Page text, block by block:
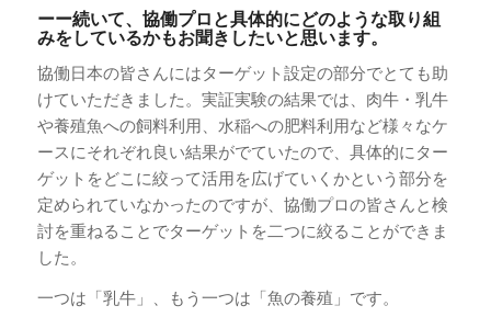
ーー続いて、協働プロと具体的にどのような取り組
みをしているかもお聞きしたいと思います。
協働日本の皆さんにはターゲット設定の部分でとても助
けていただきました。実証実験の結果では、肉牛・乳牛
や養殖魚への飼料利用、水稲への肥料利用など様々なケ
ースにそれぞれ良い結果がでていたので、具体的にター
ゲットをどこに絞って活用を広げていくかという部分を
定められていなかったのですが、協働プロの皆さんと検
討を重ねることでターゲットを二つに絞ることができま
した。
一つは「乳牛」、もう一つは「魚の養殖」です。